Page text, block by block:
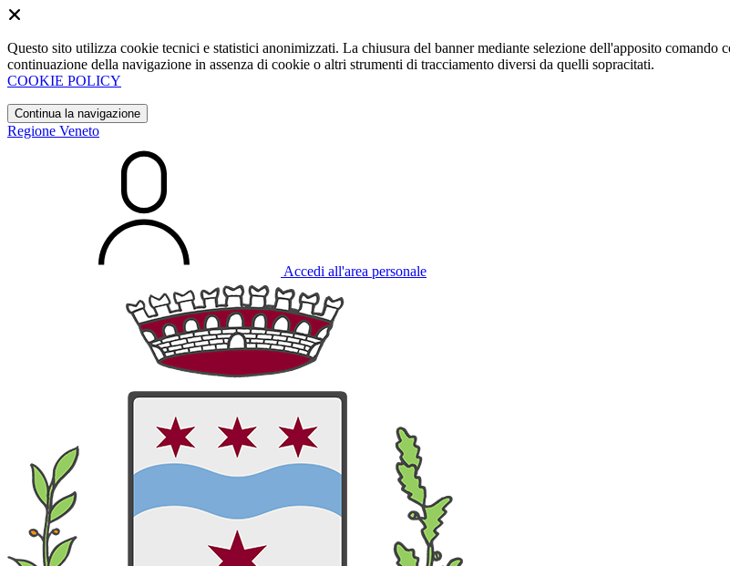
Questo sito utilizza cookie tecnici e statistici anonimizzati. La chiusura del banner mediante selezione dell'apposito
continuazione della navigazione in assenza di cookie o altri strumenti di tracciamento diversi da quelli sopracitati.
COOKIE POLICY
Continua la navigazione
Regione Veneto
Accedi all'area personale